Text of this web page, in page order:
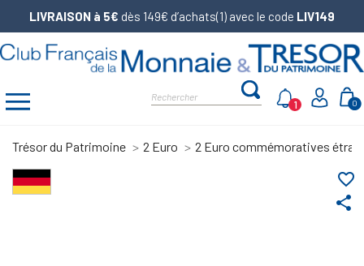
LIVRAISON à 5€ dès 149€ d’achats(1) avec le code LIV149
0
1
Trésor du Patrimoine 2 Euro 2 Euro commémoratives
share
favorite_border